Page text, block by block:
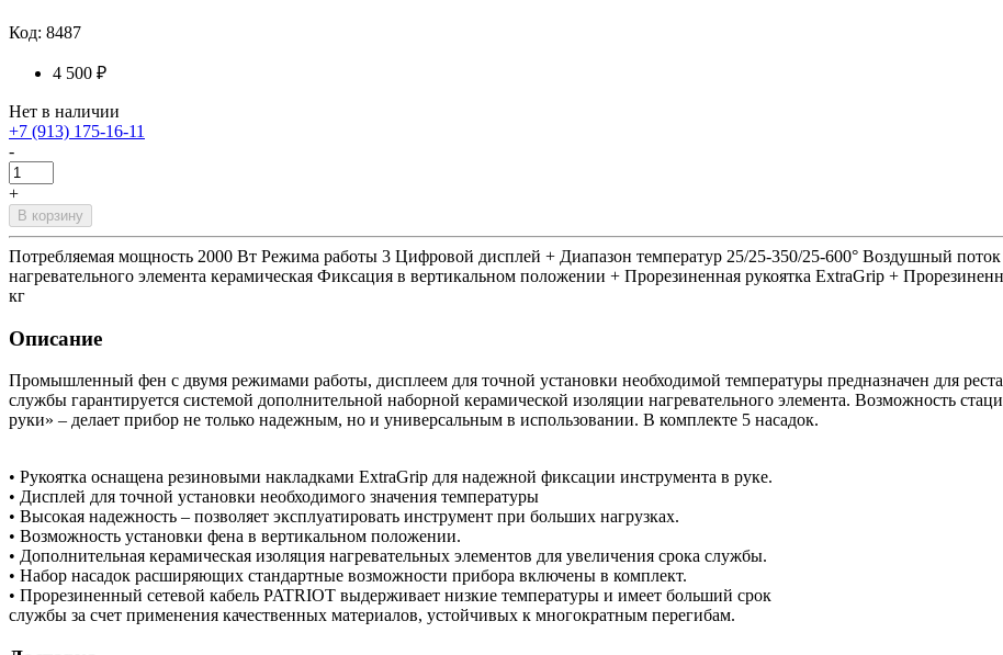
Код: 8487
4 500 ₽
Нет в наличии
+7 (913) 175-16-11
-
+
В корзину
Потребляемая мощность 2000 Вт Режима работы 3 Цифровой дисплей + Диапазон температур 25/25-350/25-600° Воздушный
нагревательного элемента керамическая Фиксация в вертикальном положении + Прорезиненная рукоятка ExtraGrip +
кг
Описание
Промышленный фен с двумя режимами работы, дисплеем для точной установки необходимой температуры предназначен для
службы гарантируется системой дополнительной наборной керамической изоляции нагревательного элемента. Возможность
руки» – делает прибор не только надежным, но и универсальным в использовании. В комплекте 5 насадок.
• Рукоятка оснащена резиновыми накладками ExtraGrip для надежной фиксации инструмента в руке.
• Дисплей для точной установки необходимого значения температуры
• Высокая надежность – позволяет эксплуатировать инструмент при больших нагрузках.
• Возможность установки фена в вертикальном положении.
• Дополнительная керамическая изоляция нагревательных элементов для увеличения срока службы.
• Набор насадок расширяющих стандартные возможности прибора включены в комплект.
• Прорезиненный сетевой кабель PATRIOT выдерживает низкие температуры и имеет больший срок
службы за счет применения качественных материалов, устойчивых к многократным перегибам.